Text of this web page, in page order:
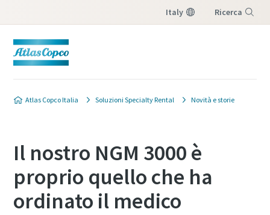
Italy Ricerca
Atlas Copco Italia Soluzioni Specialty Rental Novità e storie
Il nostro NGM 3000 è
proprio quello che ha
ordinato il medico